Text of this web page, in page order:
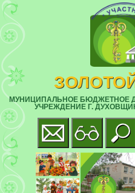
МУНИЦИПАЛЬНОЕ БЮДЖЕТНОЕ
УЧРЕЖДЕНИЕ Г.